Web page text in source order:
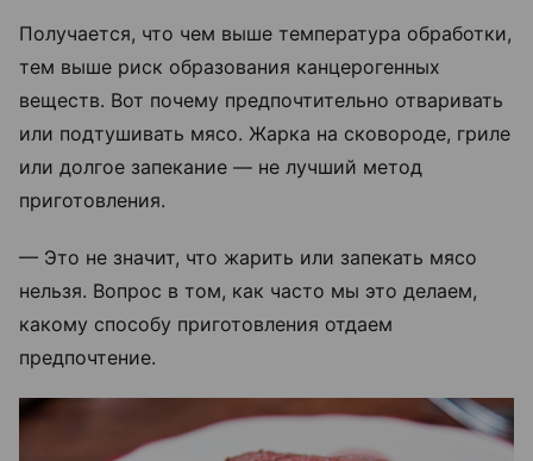
Получается, что чем выше температура обработки,
тем выше риск образования канцерогенных
веществ. Вот почему предпочтительно отваривать
или подтушивать мясо. Жарка на сковороде, гриле
или долгое запекание — не лучший метод
приготовления.
— Это не значит, что жарить или запекать мясо
нельзя. Вопрос в том, как часто мы это делаем,
какому способу приготовления отдаем
предпочтение.